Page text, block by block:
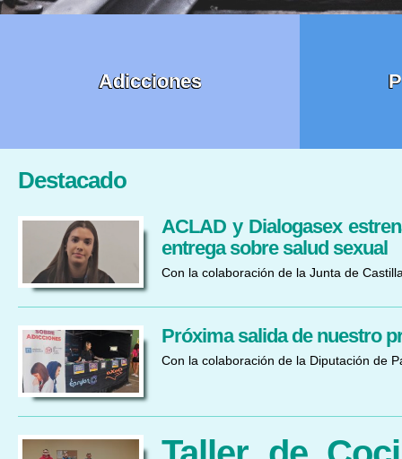
Adicciones
Destacado
ACLAD y Dialogasex
entrega sobre salud sexual
Con la colaboración de la Junta de
Próxima salida de nuestro
Con la colaboración de la Diputación de